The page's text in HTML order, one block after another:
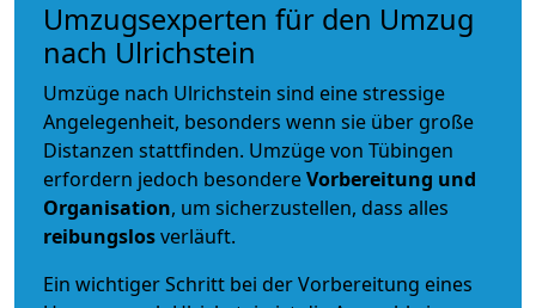
Umzugsexperten für den Umzug
nach Ulrichstein
Umzüge nach Ulrichstein sind eine stressige
Angelegenheit, besonders wenn sie über große
Distanzen stattfinden. Umzüge von Tübingen
erfordern jedoch besondereVorbereitung und
Organisation, um sicherzustellen, dass alles
reibungslosverläuft.
Ein wichtiger Schritt bei der Vorbereitung eines